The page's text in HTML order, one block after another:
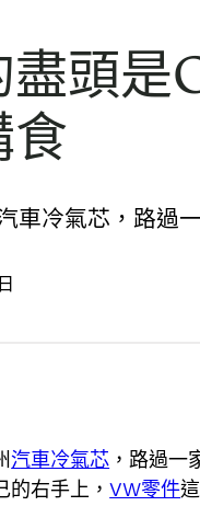
頭是
食
車冷氣芯，路過
汽車冷氣芯 ，路過一
的右手上，VW零件